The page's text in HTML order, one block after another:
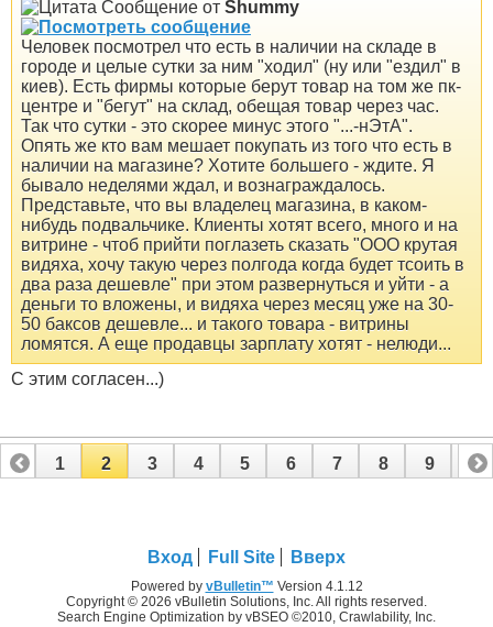
Сообщение от Shummy
Человек посмотрел что есть в наличии на складе в
городе и целые сутки за ним "ходил" (ну или "ездил" в
киев). Есть фирмы которые берут товар на том же пк-
центре и "бегут" на склад, обещая товар через час.
Так что сутки - это скорее минус этого "...-нЭтА".
Опять же кто вам мешает покупать из того что есть в
наличии на магазине? Хотите большего - ждите. Я
бывало неделями ждал, и вознаграждалось.
Представьте, что вы владелец магазина, в каком-
нибудь подвальчике. Клиенты хотят всего, много и на
витрине - чтоб прийти поглазеть сказать "ООО крутая
видяха, хочу такую через полгода когда будет тсоить в
два раза дешевле" при этом развернуться и уйти - а
деньги то вложены, и видяха через месяц уже на 30-
50 баксов дешевле... и такого товара - витрины
ломятся. А еще продавцы зарплату хотят - нелюди...
С этим согласен...)
1 2 3 4 5 6 7 8 9 10
Вход Full Site Вверх
Powered by vBulletin™ Version 4.1.12
Copyright © 2026 vBulletin Solutions, Inc. All rights reserved.
Search Engine Optimization by vBSEO ©2010, Crawlability, Inc.